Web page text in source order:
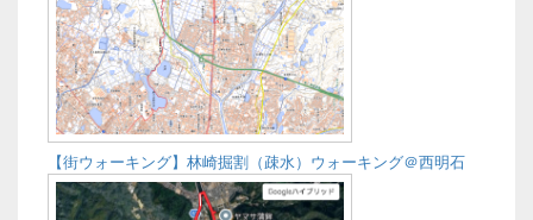
【街ウォーキング】林崎掘割（疎水）ウォーキング＠西明石